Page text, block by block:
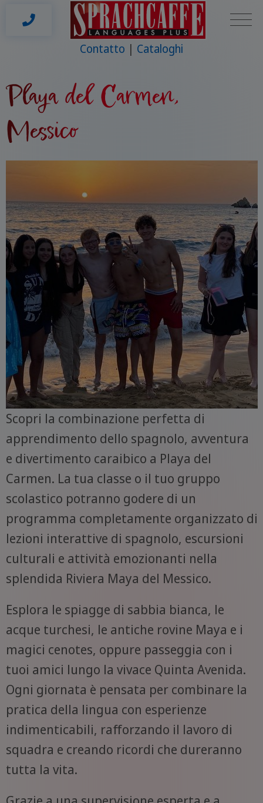
Contatto Cataloghi
Playa del Carmen,
Messico
Scopri la combinazione perfetta di
apprendimento dello spagnolo, avventura
e divertimento caraibico a Playa del
Carmen. La tua classe o il tuo gruppo
scolastico potranno godere di un
programma completamente organizzato di
lezioni interattive di spagnolo, escursioni
culturali e attività emozionanti nella
splendida Riviera Maya del Messico.
Esplora le spiagge di sabbia bianca, le
acque turchesi, le antiche rovine Maya e i
magici cenotes, oppure passeggia con i
tuoi amici lungo la vivace Quinta Avenida.
Ogni giornata è pensata per combinare la
pratica della lingua con esperienze
indimenticabili, rafforzando il lavoro di
squadra e creando ricordi che dureranno
tutta la vita.